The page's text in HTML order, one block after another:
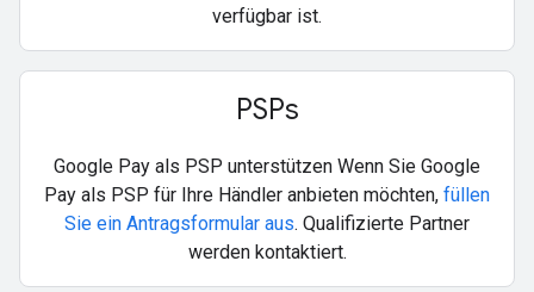
verfügbar ist.
PSPs
Google Pay als PSP unterstützen Wenn Sie Google
Pay als PSP für Ihre Händler anbieten möchten, füllen
Sie ein Antragsformular aus. Qualifizierte Partner
werden kontaktiert.